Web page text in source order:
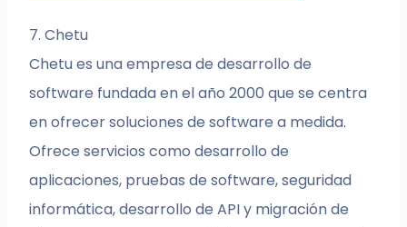
7. Chetu
Chetu es una empresa de desarrollo de
software fundada en el año 2000 que se centra
en ofrecer soluciones de software a medida.
Ofrece servicios como desarrollo de
aplicaciones, pruebas de software, seguridad
informática, desarrollo de API y migración de